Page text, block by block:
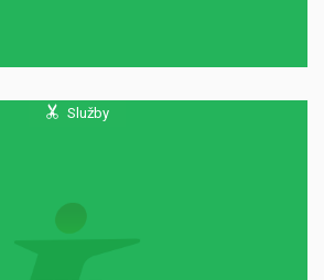
Služby